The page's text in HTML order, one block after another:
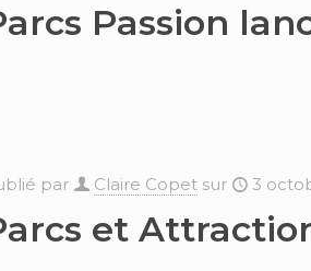
Passion
par Claire Copet sur 3
et